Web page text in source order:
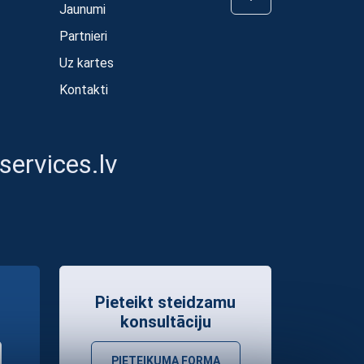
Jaunumi
Partnieri
Uz kartes
Kontakti
Pieteikt steidzamu
konsultāciju
PIETEIKUMA FORMA